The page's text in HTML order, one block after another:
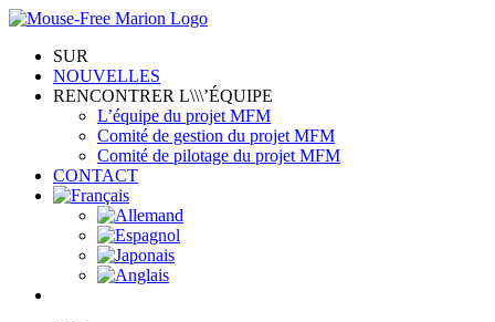
Skip
contentSUR
NOUVELLES
RENCONTRER L\\\’ÉQUIPE
L’équipe du projet MFM
Comité de gestion du projet MFM
Comité de pilotage du projet MFM
CONTACT